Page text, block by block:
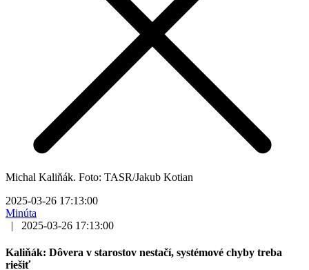
Michal Kaliňák. Foto: TASR/Jakub Kotian
2025-03-26 17:13:00
Minúta
|
2025-03-26 17:13:00
Kaliňák: Dôvera v starostov nestačí, systémové chyby treba
riešiť